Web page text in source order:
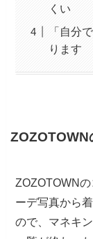
くい
「自分
ります
ZOZOTOWN
ZOZOTOWN
ーデ写真から
ので、マネキ